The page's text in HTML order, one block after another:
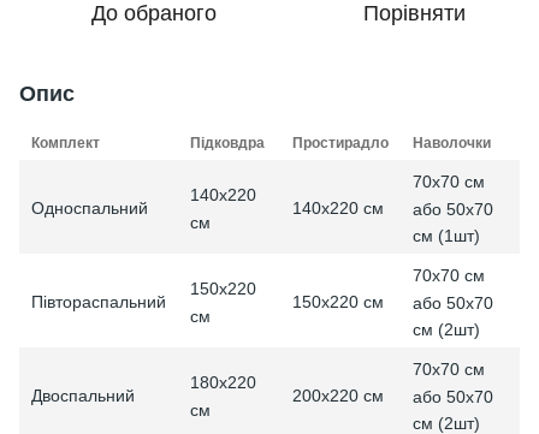
До обраного Порівняти
Опис
Комплект Підковдра Простирадло Наволочки
Односпальний
140х220
см
140х220 см
70x70 см
або 50x70
см (1шт)
Півтораспальний
150х220
см
150х220 см
70x70 см
або 50x70
см (2шт)
Двоспальний
180х220
см
200х220 см
70x70 см
або 50x70
см (2шт)